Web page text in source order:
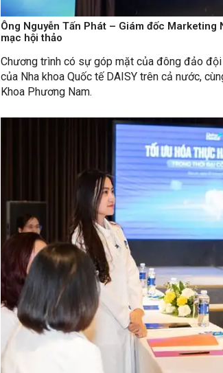
Ông Nguyễn Tấn Phát – Giám đốc Marketing
mạc hội thảo
Chương trình có sự góp mặt của đông đảo
của Nha khoa Quốc tế DAISY trên cả nước,
Khoa Phương Nam.